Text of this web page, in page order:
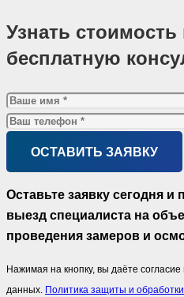
Узнать
бесплатную
Оставьте заявку сегодня и
выезд специалиста на
проведения замеров и
Нажимая на кнопку, вы даёте
данных. Политика защиты и